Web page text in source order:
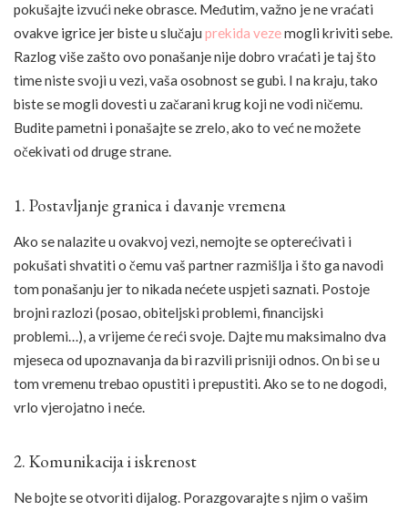
pokušajte izvući neke obrasce. Međutim, važno je ne vraćati
ovakve igrice jer biste u slučaju prekida vezemogli kriviti sebe.
Razlog više zašto ovo ponašanje nije dobro vraćati je taj što
time niste svoji u vezi, vaša osobnost se gubi. I na kraju, tako
biste se mogli dovesti u začarani krug koji ne vodi ničemu.
Budite pametni i ponašajte se zrelo, ako to već ne možete
očekivati od druge strane.
1. Postavljanje granica i davanje vremena
Ako se nalazite u ovakvoj vezi, nemojte se opterećivati i
pokušati shvatiti o čemu vaš partner razmišlja i što ga navodi
tom ponašanju jer to nikada nećete uspjeti saznati. Postoje
brojni razlozi (posao, obiteljski problemi, financijski
problemi…), a vrijeme će reći svoje. Dajte mu maksimalno dva
mjeseca od upoznavanja da bi razvili prisniji odnos. On bi se u
tom vremenu trebao opustiti i prepustiti. Ako se to ne dogodi,
vrlo vjerojatno i neće.
2. Komunikacija i iskrenost
Ne bojte se otvoriti dijalog. Porazgovarajte s njim o vašim